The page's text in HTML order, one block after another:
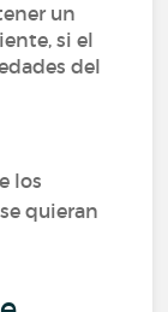
un
si el
del
los
quieran